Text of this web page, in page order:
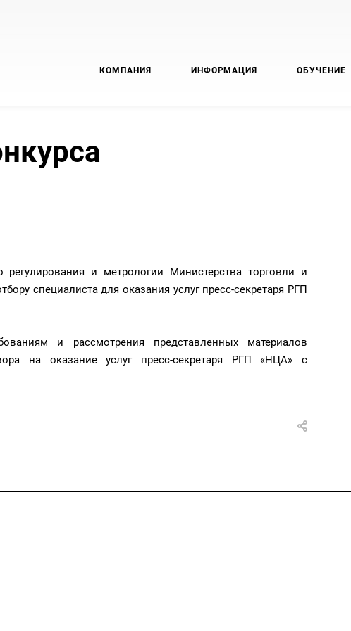
КОМПАНИЯ ИНФОРМАЦИЯ ОБУЧЕНИЕ
и метрологии Министерства торговли и
специалиста для оказания услуг пресс-секретаря РГП
и рассмотрения представленных материалов
на оказание услуг пресс-секретаря РГП «НЦА» с